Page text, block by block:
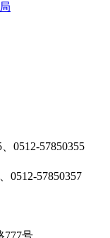
0512-57850355
0512-57850357
777号